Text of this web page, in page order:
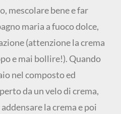
mescolare bene e far
maria a fuoco dolce,
(attenzione la crema
e mai bollire!). Quando
nel composto ed
da un velo di crema,
la crema e poi